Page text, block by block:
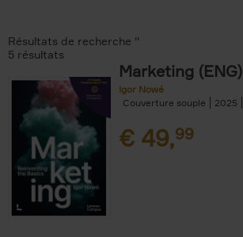
Résultats de recherche ''
5 résultats
Marketing (ENG)
Igor Nowé
Couverture souple
2025
€ 49,99